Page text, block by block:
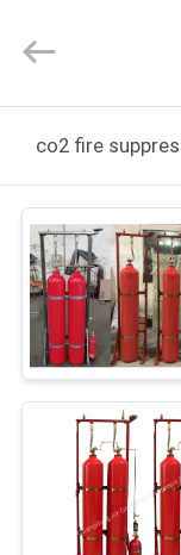
ΣΠΊΤΙ
ΠΡΟΪΌΝΤΑ
VR
ΣΧΕΤΙΚΆ
ΕΜΆΣ
Equipment
Rights
co2 fire